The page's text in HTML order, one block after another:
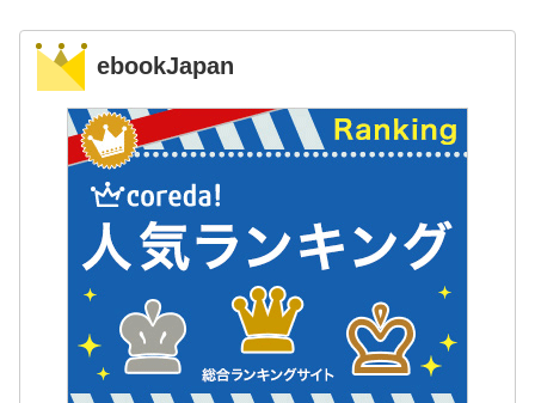
ebookJapan